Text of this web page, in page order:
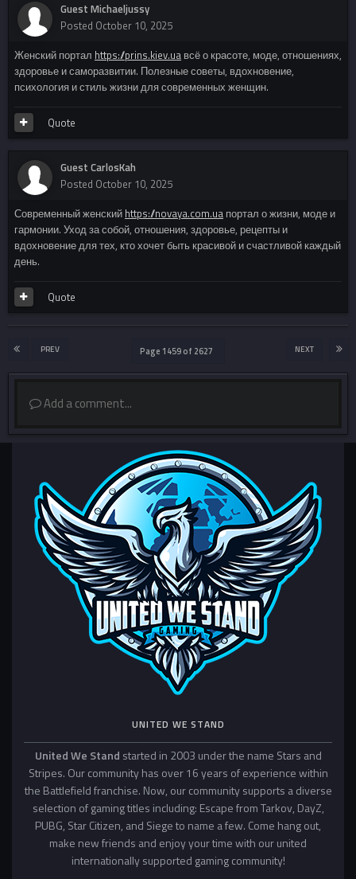
Guest Michaeljussy
Posted October 10, 2025
Женский портал https://prins.kiev.ua всё о красоте, моде, отношениях,
здоровье и саморазвитии. Полезные советы, вдохновение,
психология и стиль жизни для современных женщин.
Quote
Guest CarlosKah
Posted October 10, 2025
Современный женский https://novaya.com.ua портал о жизни, моде и
гармонии. Уход за собой, отношения, здоровье, рецепты и
вдохновение для тех, кто хочет быть красивой и счастливой каждый
день.
Quote
PREV NEXT
Page 1459 of 2627
Add a comment...
UNITED WE STAND
United We Stand started in 2003 under the name Stars and
Stripes. Our community has over 16 years of experience within
the Battlefield franchise. Now, our community supports a diverse
selection of gaming titles including: Escape from Tarkov, DayZ,
PUBG, Star Citizen, and Siege to name a few. Come hang out,
make new friends and enjoy your time with our united
internationally supported gaming community!